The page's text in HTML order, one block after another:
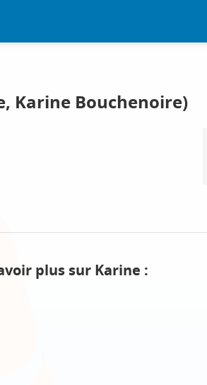
Karine Bouchenoire)
plus sur Karine :